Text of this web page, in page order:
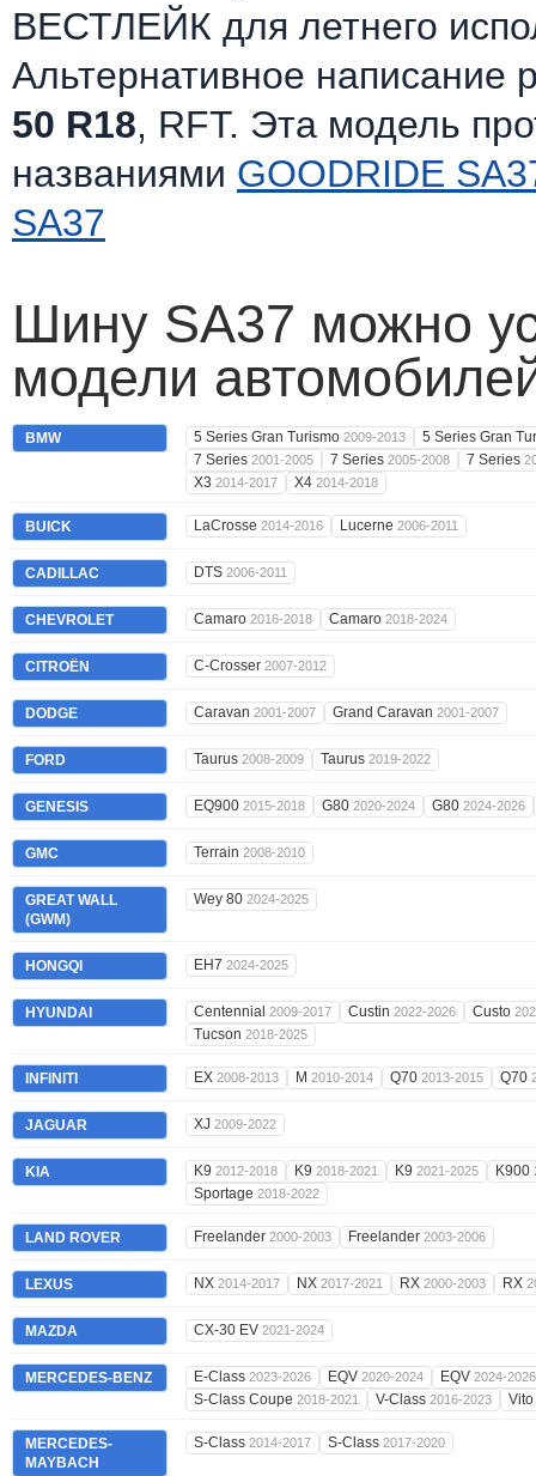
ВЕСТЛЕЙК для летнего
Альтернативное написание
50 R18, RFT. Эта модель
названиями GOODRIDE
SA37
Шину SA37 можно
модели
BMW 5 Series Gran Turismo 2009-2013
5 Series Gran
7 Series 2001-2005 7 Series 2005-2008 7 Series
X3 2014-2017 X4 2014-2018
BUICK LaCrosse 2014-2016 Lucerne 2006-2011
CADILLAC DTS 2006-2011
CHEVROLET Camaro 2016-2018 Camaro 2018-2024
CITROËN C-Crosser 2007-2012
DODGE Caravan 2001-2007 Grand Caravan 2001-2007
FORD Taurus 2008-2009 Taurus 2019-2022
GENESIS EQ900 2015-2018 G80 2020-2024 G80 2024-2026
GMC Terrain 2008-2010
GREAT WALL
(GWM)
Wey 80 2024-2025
HONGQI EH7 2024-2025
HYUNDAI Centennial 2009-2017 Custin 2022-2026 Custo
Tucson 2018-2025
INFINITI EX 2008-2013 M 2010-2014 Q70 2013-2015 Q70
JAGUAR XJ 2009-2022
KIA K9 2012-2018 K9 2018-2021 K9 2021-2025 K900
Sportage 2018-2022
LAND ROVER Freelander 2000-2003 Freelander 2003-2006
LEXUS NX 2014-2017 NX 2017-2021 RX 2000-2003 RX
MAZDA CX-30 EV 2021-2024
MERCEDES-BENZ E-Class 2023-2026 EQV 2020-2024 EQV 2024-2026
S-Class Coupe 2018-2021 V-Class 2016-2023 Vito
MERCEDES-
MAYBACH
S-Class 2014-2017 S-Class 2017-2020